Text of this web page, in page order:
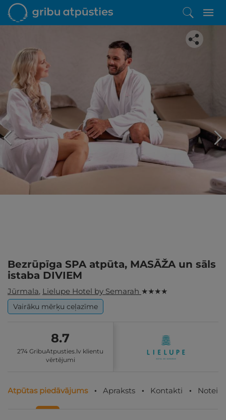
Iepatikās šis piedāvājums?
Līdz brīnišķīgai atpūtai atlikuši tikai daži soļi
Bezrūpīga SPA atpūta, MASĀŽA un sāls
istaba DIVIEM
Jūrmala, Lielupe Hotel by Semarah ★ ★ ★ ★
Vairāku mērķu ceļazīme
8.7
274 GribuAtpusties.lv klientu
vērtējumi
Atpūtas piedāvājums Apraksts Kontakti